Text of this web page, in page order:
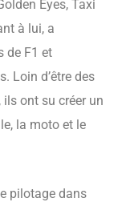
Eyes, Taxi
à lui, a
de F1 et
Loin d’être des
ont su créer un
la moto et le
pilotage dans